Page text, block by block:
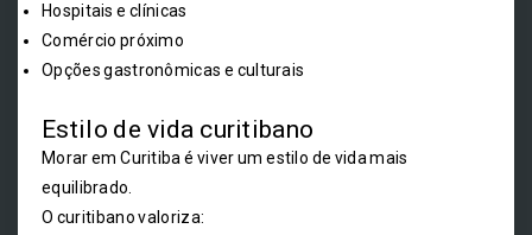
Hospitais e clínicas
Comércio próximo
Opções gastronômicas e culturais
Estilo de vida curitibano
Morar em Curitiba é viver um estilo de vida mais
equilibrado.
O curitibano valoriza: